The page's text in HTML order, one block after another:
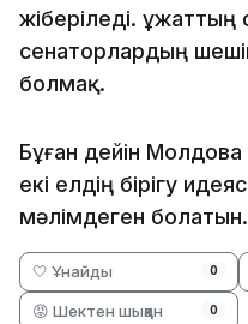
жіберіледі.
сенаторлардың
болмақ.
Бұған дейін
екі елдің бірігу
мәлімдеген болатын.
🤍 Ұнайды 0
😡 Шектен шыққан 0